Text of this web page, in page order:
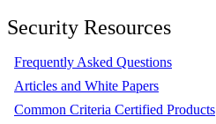
Security Resources
Frequently Asked Questions
Articles and White Papers
Common Criteria Certified Products